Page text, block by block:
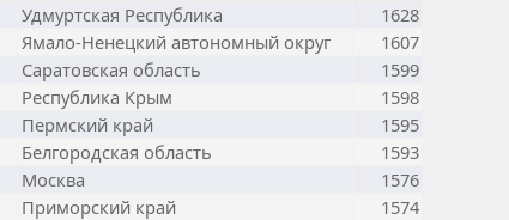
Удмуртская Республика
1628
Ямало-Ненецкий автономный округ
1607
Саратовская область
1599
Республика Крым
1598
Пермский край
1595
Белгородская область
1593
Москва
1576
Приморский край
1574